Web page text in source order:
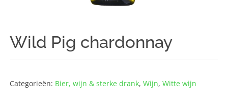
Wild Pig chardonnay
Categorieën: Bier, wijn & sterke drank,Wijn,Witte wijn